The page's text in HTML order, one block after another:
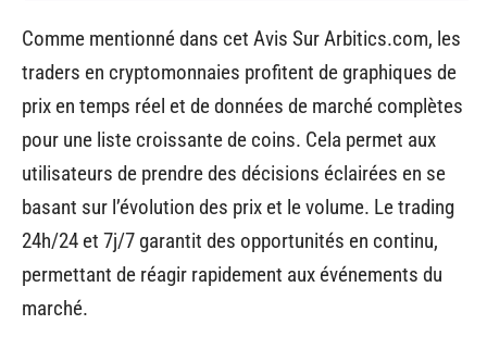
Comme mentionné dans cet Avis Sur Arbitics.com, les
traders en cryptomonnaies profitent de graphiques de
prix en temps réel et de données de marché complètes
pour une liste croissante de coins. Cela permet aux
utilisateurs de prendre des décisions éclairées en se
basant sur l’évolution des prix et le volume. Le trading
24h/24 et 7j/7 garantit des opportunités en continu,
permettant de réagir rapidement aux événements du
marché.